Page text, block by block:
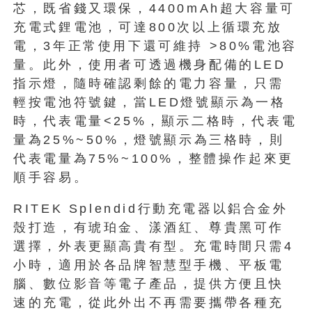
芯，既省錢又環保，4400mAh超大容量可
充電式鋰電池，可達800次以上循環充放
電，3年正常使用下還可維持 >80%電池容
量。此外，使用者可透過機身配備的LED
指示燈，隨時確認剩餘的電力容量，只需
輕按電池符號鍵，當LED燈號顯示為一格
時，代表電量<25%，顯示二格時，代表電
量為25%~50%，燈號顯示為三格時，則
代表電量為75%~100%，整體操作起來更
順手容易。
RITEK Splendid行動充電器以鋁合金外
殼打造，有琥珀金、漾酒紅、尊貴黑可作
選擇，外表更顯高貴有型。充電時間只需4
小時，適用於各品牌智慧型手機、平板電
腦、數位影音等電子產品，提供方便且快
速的充電，從此外出不再需要攜帶各種充